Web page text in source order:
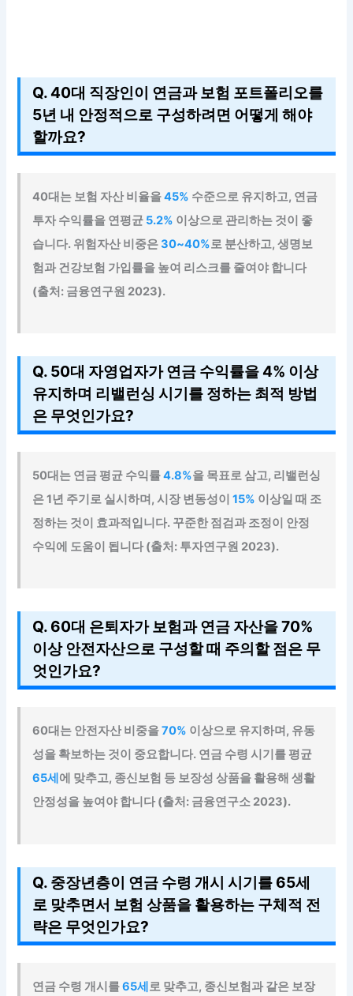
Q. 40대 직장인이 연금과 보험 포트폴리오를
5년 내 안정적으로 구성하려면 어떻게 해야
할까요?
40대는 보험 자산 비율을45% 수준으로 유지하고, 연금
투자 수익률을 연평균 5.2% 이상으로 관리하는 것이 좋
습니다. 위험자산 비중은30~40%로 분산하고, 생명보
험과 건강보험 가입률을 높여 리스크를 줄여야 합니다
(출처: 금융연구원 2023).
Q. 50대 자영업자가 연금 수익률을 4% 이상
유지하며 리밸런싱 시기를 정하는 최적 방법
은 무엇인가요?
50대는 연금 평균 수익률4.8%을 목표로 삼고, 리밸런싱
은 1년 주기로 실시하며, 시장 변동성이15% 이상일 때 조
정하는 것이 효과적입니다. 꾸준한 점검과 조정이 안정
수익에 도움이 됩니다 (출처: 투자연구원 2023).
Q. 60대 은퇴자가 보험과 연금 자산을 70%
이상 안전자산으로 구성할 때 주의할 점은 무
엇인가요?
60대는 안전자산 비중을70% 이상으로 유지하며, 유동
성을 확보하는 것이 중요합니다. 연금 수령 시기를 평균
65세 에 맞추고, 종신보험 등 보장성 상품을 활용해 생활
안정성을 높여야 합니다 (출처: 금융연구소 2023).
Q. 중장년층이 연금 수령 개시 시기를 65세
로 맞추면서 보험 상품을 활용하는 구체적 전
략은 무엇인가요?
연금 수령 개시를65세로 맞추고, 종신보험과 같은 보장